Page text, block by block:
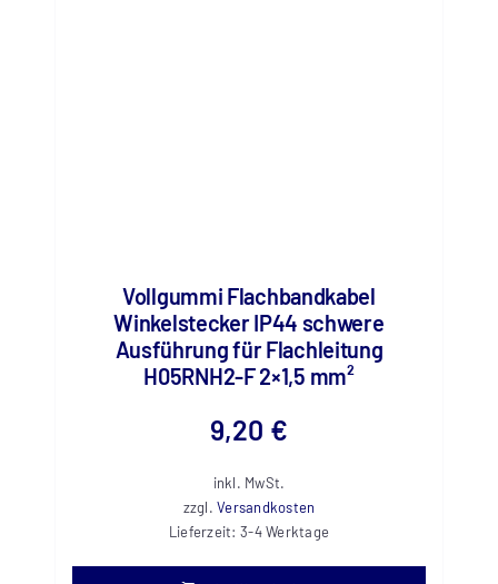
Vollgummi Flachbandkabel
Winkelstecker IP44 schwere
Ausführung für Flachleitung
H05RNH2-F 2×1,5 mm²
9,20 €
inkl. MwSt.
zzgl.Versandkosten
Lieferzeit: 3-4 Werktage